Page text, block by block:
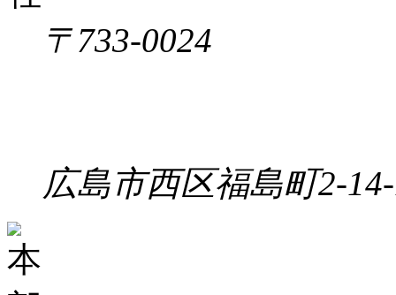
〒733-0024
広島市西区福島町2-